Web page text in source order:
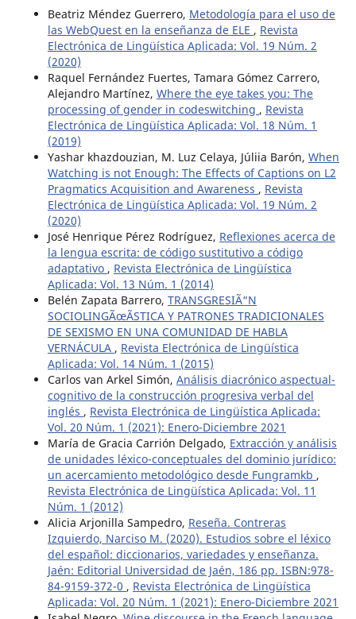
Beatriz Méndez Guerrero, Metodología para el uso de
las WebQuest en la enseñanza de ELE , Revista
Electrónica de Lingüística Aplicada: Vol. 19 Núm. 2
(2020)
Raquel Fernández Fuertes, Tamara Gómez Carrero,
Alejandro Martínez, Where the eye takes you: The
processing of gender in codeswitching , Revista
Electrónica de Lingüística Aplicada: Vol. 18 Núm. 1
(2019)
Yashar khazdouzian, M. Luz Celaya, Júliia Barón, When
Watching is not Enough: The Effects of Captions on L2
Pragmatics Acquisition and Awareness , Revista
Electrónica de Lingüística Aplicada: Vol. 19 Núm. 2
(2020)
José Henrique Pérez Rodríguez, Reflexiones acerca de
la lengua escrita: de código sustitutivo a código
adaptativo , Revista Electrónica de Lingüística
Aplicada: Vol. 13 Núm. 1 (2014)
Belén Zapata Barrero, TRANSGRESIÃ“N
SOCIOLINGÃœÃSTICA Y PATRONES TRADICIONALES
DE SEXISMO EN UNA COMUNIDAD DE HABLA
VERNÁCULA , Revista Electrónica de Lingüística
Aplicada: Vol. 14 Núm. 1 (2015)
Carlos van Arkel Simón, Análisis diacrónico aspectual-
cognitivo de la construcción progresiva verbal del
inglés , Revista Electrónica de Lingüística Aplicada:
Vol. 20 Núm. 1 (2021): Enero-Diciembre 2021
María de Gracia Carrión Delgado, Extracción y análisis
de unidades léxico-conceptuales del dominio jurídico:
un acercamiento metodológico desde Fungramkb ,
Revista Electrónica de Lingüística Aplicada: Vol. 11
Núm. 1 (2012)
Alicia Arjonilla Sampedro, Reseña. Contreras
Izquierdo, Narciso M. (2020). Estudios sobre el léxico
del español: diccionarios, variedades y enseñanza.
Jaén: Editorial Universidad de Jaén, 186 pp. ISBN:978-
84-9159-372-0 , Revista Electrónica de Lingüística
Aplicada: Vol. 20 Núm. 1 (2021): Enero-Diciembre 2021